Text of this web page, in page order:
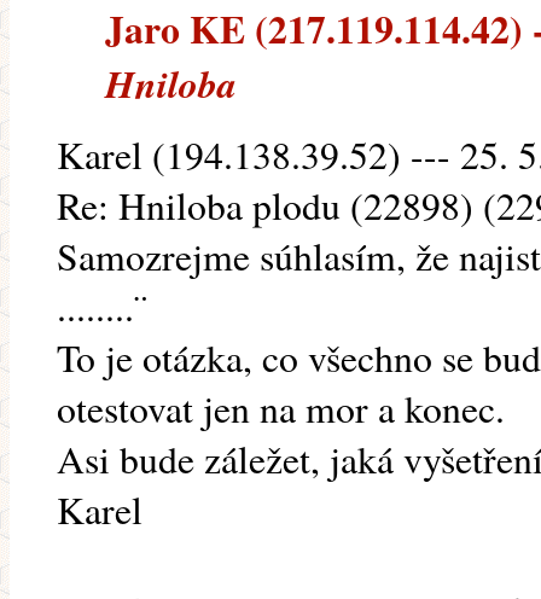
Jaro KE (217.119.114.42)
Hniloba
Karel (194.138.39.52) --- 25.
Re: Hniloba plodu (22898)
Samozrejme súhlasím, že
........¨
To je otázka, co všechno se
otestovat jen na mor a konec.
Asi bude záležet, jaká
Karel